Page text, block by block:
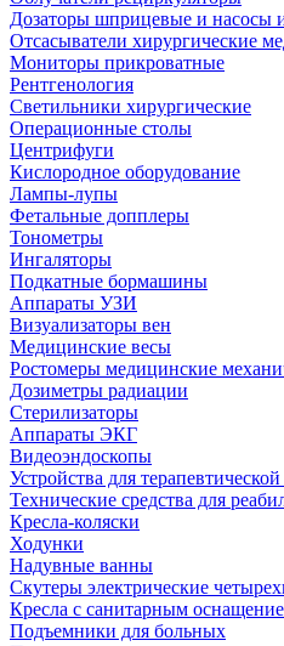
Дозаторы шприцевые и насосы
Отсасыватели хирургические
Мониторы прикроватные
Рентгенология
Светильники хирургические
Операционные столы
Центрифуги
Кислородное оборудование
Лампы-лупы
Фетальные допплеры
Тонометры
Ингаляторы
Подкатные бормашины
Аппараты УЗИ
Визуализаторы вен
Медицинские весы
Ростомеры медицинские
Дозиметры радиации
Стерилизаторы
Аппараты ЭКГ
Видеоэндоскопы
Устройства для
Технические средства для
Кресла-коляски
Ходунки
Надувные ванны
Скутеры электрические
Кресла с санитарным
Подъемники для больных